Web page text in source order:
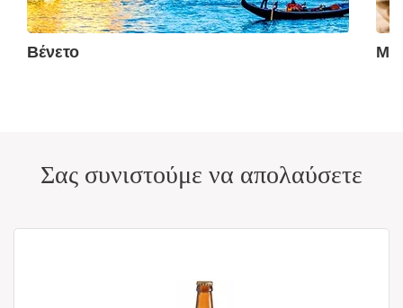
Βένετο
Σας συνιστούμε να απολαύσετε